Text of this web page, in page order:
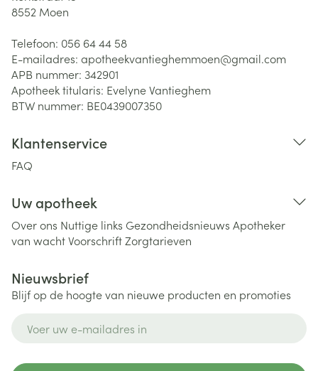
8552 Moen
Telefoon: 056 64 44 58
E-mailadres: apotheekvantieghemmoen@gmail.com
APB nummer: 342901
Apotheek titularis: Evelyne Vantieghem
BTW nummer: BE0439007350
Klantenservice
FAQ
Uw apotheek
Over ons Nuttige links Gezondheidsnieuws Apotheker
van wachtVoorschriftZorgtarieven
Nieuwsbrief
Blijf op de hoogte van nieuwe producten en promoties